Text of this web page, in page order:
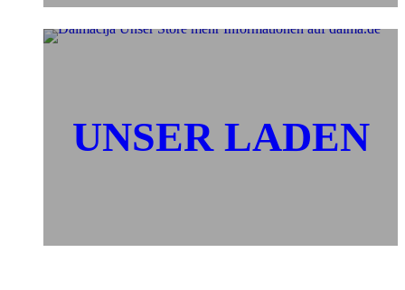
UNSER LADEN